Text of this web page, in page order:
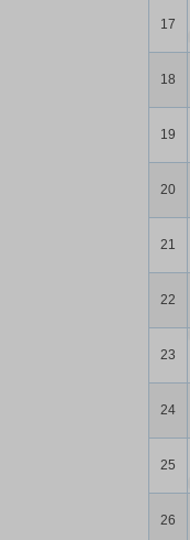
17
18
19
20
21
22
23
24
25
26